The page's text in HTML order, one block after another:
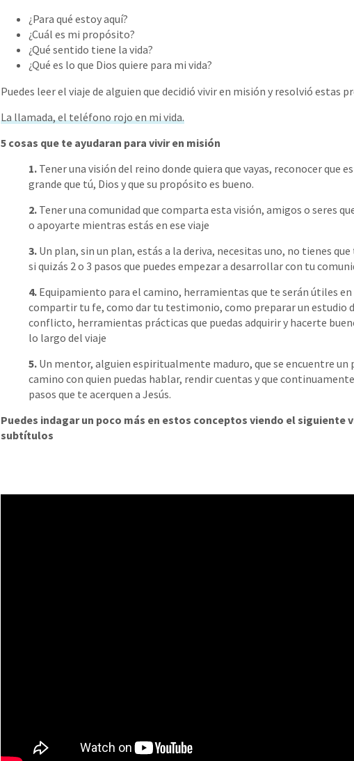
¿Para qué estoy aquí?
¿Cuál es mi propósito?
¿Qué sentido tiene la vida?
¿Qué es lo que Dios quiere para mi vida?
Puedes leer el viaje de alguien que decidió vivir en misión y resolvió estas
La llamada, el teléfono rojo en mi vida.
5 cosas que te ayudaran para vivir en misión
1. Tener una visión del reino donde quiera que vayas, reconocer que
grande que tú, Dios y que su propósito es bueno.
2. Tener una comunidad que comparta esta visión, amigos o seres
o apoyarte mientras estás en ese viaje
3. Un plan, sin un plan, estás a la deriva, necesitas uno, no tienes
si quizás 2 o 3 pasos que puedes empezar a desarrollar con tu
4. Equipamiento para el camino, herramientas que te serán útiles
compartir tu fe, como dar tu testimonio, como preparar un estudio
conflicto, herramientas prácticas que puedas adquirir y hacerte
lo largo del viaje
5. Un mentor, alguien espiritualmente maduro, que se encuentre un
camino con quien puedas hablar, rendir cuentas y que
pasos que te acerquen a Jesús.
Puedes indagar un poco más en estos conceptos viendo el siguiente
subtítulos